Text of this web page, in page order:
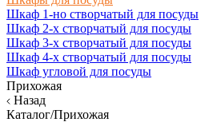
Шкаф 1-но створчатый для посуды
Шкаф 2-х створчатый для посуды
Шкаф 3-х створчатый для посуды
Шкаф 4-х створчатый для посуды
Шкаф угловой для посуды
Прихожая
Назад
Каталог/Прихожая